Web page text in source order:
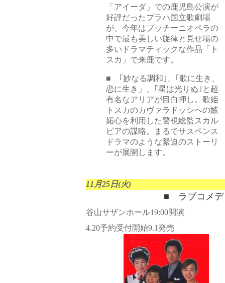
「アイーダ」での鹿児島公演が
好評だったプラハ国立歌劇場
が、今年はプッチーニオペラの
中で最も美しい旋律と見せ場の
多いドラマティックな作品「ト
スカ」で来鹿です。
■ ｢妙なる調和｣、｢歌に生き、
恋に生き」、｢星は光りぬ｣と超
有名なアリアが目白押し。歌姫
トスカのカヴァラドッシへの嫉
妬心を利用した警視総監スカル
ピアの謀略。まるでサスペンス
ドラマのような緊迫のストーリ
ーが展開します。
11月25日(火)
■ ラブコメデ
谷山サザンホール19:00開演
4.20予約受付開始9.1発売